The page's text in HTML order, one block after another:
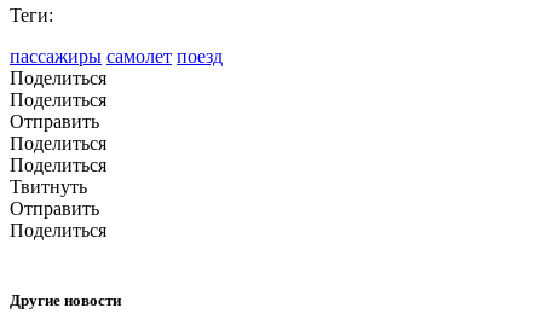
Теги:
пассажиры самолет поезд
Поделиться
Поделиться
Отправить
Поделиться
Поделиться
Твитнуть
Отправить
Поделиться
Другие новости